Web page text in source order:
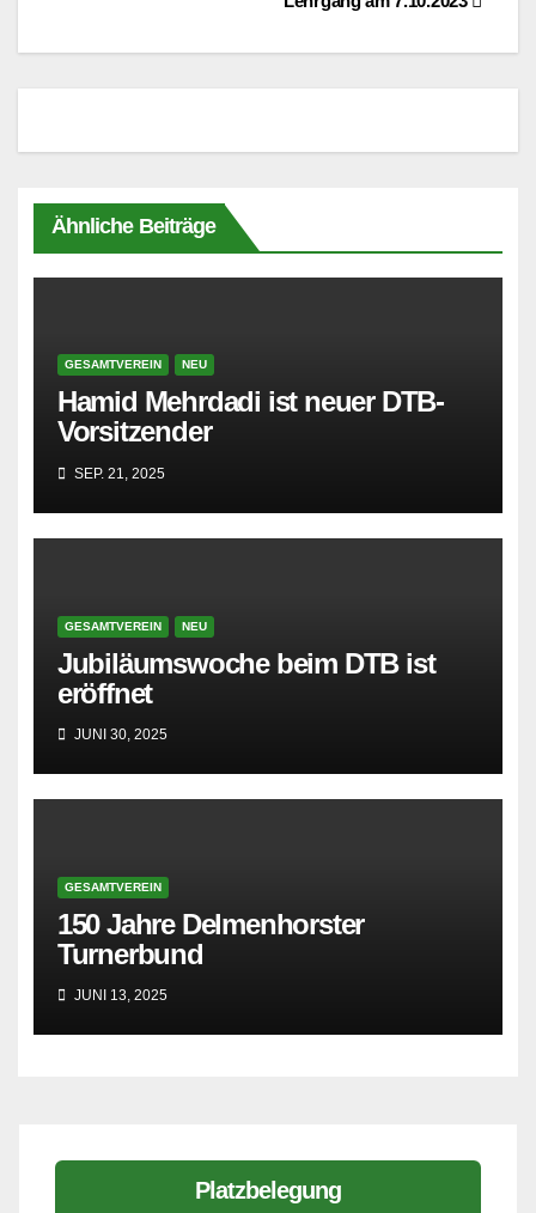
Ähnliche Beiträge
GESAMTVEREIN NEU
Hamid Mehrdadi ist neuer DTB-
Vorsitzender
SEP. 21, 2025
GESAMTVEREIN NEU
Jubiläumswoche beim DTB ist
eröffnet
JUNI 30, 2025
GESAMTVEREIN
150 Jahre Delmenhorster
Turnerbund
JUNI 13, 2025
Platzbelegung